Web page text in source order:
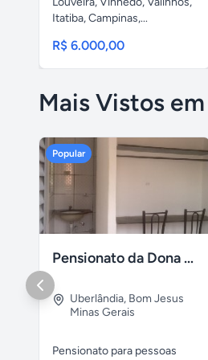
Itatiba, Campinas,...
R$ 6.000,00
Mais Vistos
Popular
Pensionato da Dona Maria - Uberlândia/MG
Uberlândia, Bom Jesus
Minas Gerais
Pensionato para pessoas